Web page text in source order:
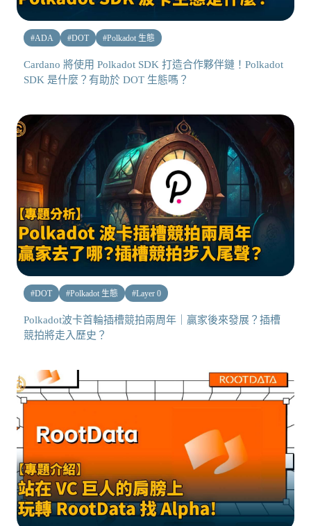
#ADA #DOT #Polkadot 生態
Cardano 將使用 Polkadot SDK 打造合作夥伴鏈！Polkadot
SDK 是什麼？有助於 DOT 生態嗎？
#DOT #Polkadot 生態 #Layer 0
Polkadot波卡首輪插槽競拍兩周年｜贏家後來發展？插槽
競拍將走入歷史？